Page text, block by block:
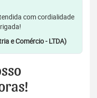
com cordialidade
e Comércio - LTDA)